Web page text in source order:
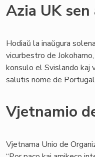
Azia UK
Hodiaŭ la inaŭgura
vicurbestro de
konsulo el Svislando kaj
salutis nome de
Vjetnamio
Vjetnama Unio de